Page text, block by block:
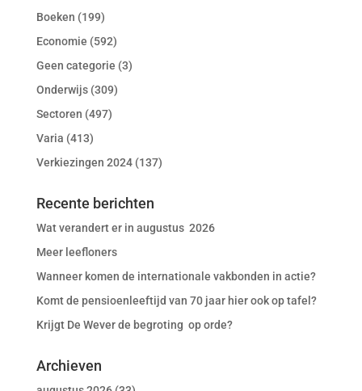
Boeken (199)
Economie (592)
Geen categorie (3)
Onderwijs(309)
Sectoren (497)
Varia (413)
Verkiezingen 2024(137)
Recente berichten
Wat verandert er in augustus 2026
Meer leefloners
Wanneer komen de internationale vakbonden in actie?
Komt de pensioenleeftijd van 70 jaar hier ook op tafel?
Krijgt De Wever de begroting op orde?
Archieven